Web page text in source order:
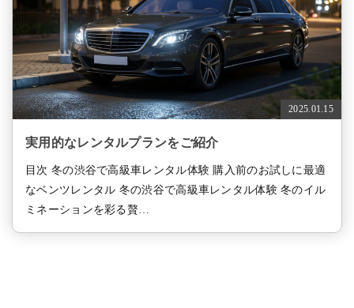
2025.01.15
実用的なレンタルプランをご紹介
目次 冬の渋谷で高級車レンタル体験 購入前のお試しに最適
なベンツレンタル 冬の渋谷で高級車レンタル体験 冬のイル
ミネーションを彩る贅…